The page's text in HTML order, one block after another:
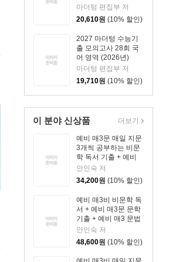
마더텅 편집부 저
20,610원 (10% 할인)
2027 마더텅 수능기
출 모의고사 28회 국
어 영역 (2026년)
마더텅 편집부 저
19,710원 (10% 할인)
이 분야 신상품
예비 매3문 매일 지문
3개씩 공부하는 비문
학 독서 기출 + 예비
매3문 매일 지문 3개
씩 공부하는 문학 기
출 세트
안인숙 저
34,200원 (10% 할인)
예비 매3비 비문학 독
서 + 예비 매3문 문학
기출 + 예비 매3 문법
(언어)/화법/작문 세트
안인숙 저
48,600원 (10% 할인)
더보기